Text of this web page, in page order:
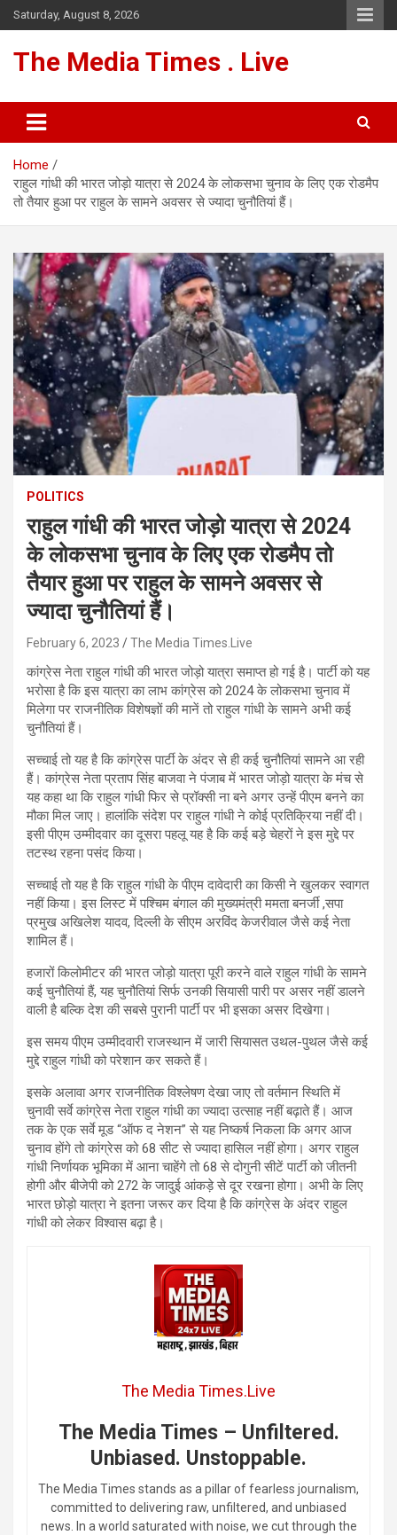
Skip
to
Saturday, August 8, 2026
The Media Times . Live
Home
राहुल गांधी की भारत जोड़ो यात्रा से 2024 के लोकसभा चुनाव के लिए एक रोडमैप
तो तैयार हुआ पर राहुल के सामने अवसर से ज्यादा चुनौतियां हैं।
POLITICS
राहुल गांधी की भारत जोड़ो यात्रा से 2024
के लोकसभा चुनाव के लिए एक रोडमैप तो
तैयार हुआ पर राहुल के सामने अवसर से
ज्यादा चुनौतियां हैं।
February 6, 2023 The Media Times.Live
कांग्रेस नेता राहुल गांधी की भारत जोड़ो यात्रा समाप्त हो गई है। पार्टी को यह
भरोसा है कि इस यात्रा का लाभ कांग्रेस को 2024 के लोकसभा चुनाव में
मिलेगा पर राजनीतिक विशेषज्ञों की मानें तो राहुल गांधी के सामने अभी कई
चुनौतियां हैं।
सच्चाई तो यह है कि कांग्रेस पार्टी के अंदर से ही कई चुनौतियां सामने आ रही
हैं। कांग्रेस नेता प्रताप सिंह बाजवा ने पंजाब में भारत जोड़ो यात्रा के मंच से
यह कहा था कि राहुल गांधी फिर से प्रॉक्सी ना बने अगर उन्हें पीएम बनने का
मौका मिल जाए। हालांकि संदेश पर राहुल गांधी ने कोई प्रतिक्रिया नहीं दी।
इसी पीएम उम्मीदवार का दूसरा पहलू यह है कि कई बड़े चेहरों ने इस मुद्दे पर
तटस्थ रहना पसंद किया।
सच्चाई तो यह है कि राहुल गांधी के पीएम दावेदारी का किसी ने खुलकर स्वागत
नहीं किया। इस लिस्ट में पश्चिम बंगाल की मुख्यमंत्री ममता बनर्जी ,सपा
प्रमुख अखिलेश यादव, दिल्ली के सीएम अरविंद केजरीवाल जैसे कई नेता
शामिल हैं।
हजारों किलोमीटर की भारत जोड़ो यात्रा पूरी करने वाले राहुल गांधी के सामने
कई चुनौतियां हैं, यह चुनौतियां सिर्फ उनकी सियासी पारी पर असर नहीं डालने
वाली है बल्कि देश की सबसे पुरानी पार्टी पर भी इसका असर दिखेगा।
इस समय पीएम उम्मीदवारी राजस्थान में जारी सियासत उथल-पुथल जैसे कई
मुद्दे राहुल गांधी को परेशान कर सकते हैं।
इसके अलावा अगर राजनीतिक विश्लेषण देखा जाए तो वर्तमान स्थिति में
चुनावी सर्वे कांग्रेस नेता राहुल गांधी का ज्यादा उत्साह नहीं बढ़ाते हैं। आज
तक के एक सर्वे मूड “ऑफ द नेशन” से यह निष्कर्ष निकला कि अगर आज
चुनाव होंगे तो कांग्रेस को 68 सीट से ज्यादा हासिल नहीं होगा। अगर राहुल
गांधी निर्णायक भूमिका में आना चाहेंगे तो 68 से दोगुनी सीटें पार्टी को जीतनी
होगी और बीजेपी को 272 के जादुई आंकड़े से दूर रखना होगा। अभी के लिए
भारत छोड़ो यात्रा ने इतना जरूर कर दिया है कि कांग्रेस के अंदर राहुल
गांधी को लेकर विश्वास बढ़ा है।
The Media Times.Live
The Media Times – Unfiltered.
Unbiased. Unstoppable.
The Media Times stands as a pillar of fearless journalism,
committed to delivering raw, unfiltered, and unbiased
news. In a world saturated with noise, we cut through the